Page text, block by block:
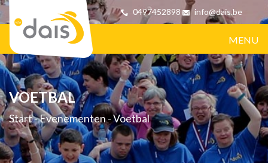
0497452898 info@dais.be
MENU
VOETBAL
Start-Evenementen-Voetbal